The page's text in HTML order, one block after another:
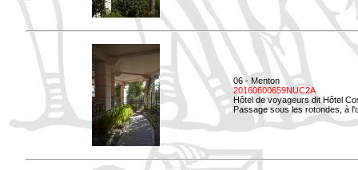
06 - Menton
20160600659NUC2A
Hôtel de voyageurs dit Hôtel
Passage sous les rotondes, à